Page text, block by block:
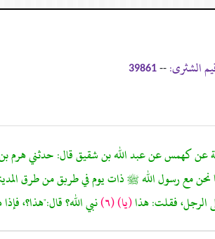
الشثری: --
39861
نحن مع رسول الله ﷺ ذات يوم في طربق من طرق
فقلت: هذا(يا)(٦) نبي الله؟ قال:"هذا؟،